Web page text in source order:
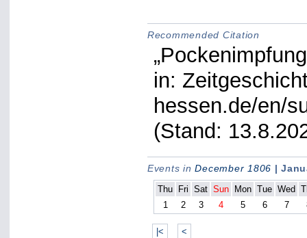
Recommended Citation
in:
hessen.de/en/
(Stand:
Events inDecember 1806 |
Thu Fri Sat Sun Mon Tue Wed
1
2 3 4 5 6 7
|< <